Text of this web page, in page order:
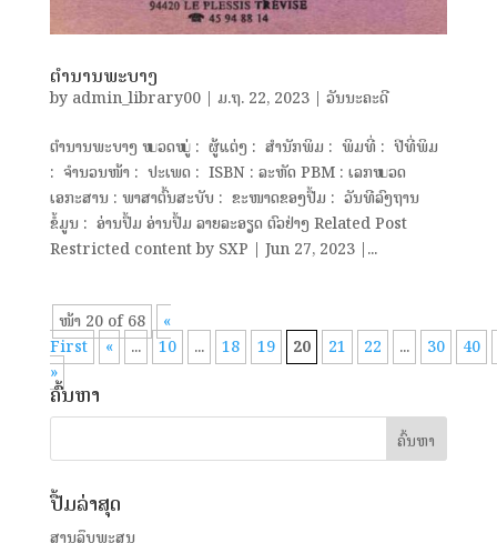
ຕຳນານພະບາງ
by admin_library00| ມ.ຖ. 22, 2023| ວັນນະຄະດີ
ຕຳນານພະບາງ ໝວດໝູ່ : ຜູ້ແຕ່ງ : ສຳນັກພິມ : ພິມທີ່ : ປີທີ່ພິມ
: ຈຳນວນໜ້າ : ປະເພດ : ISBN : ລະຫັດ PBM : ເລກໝວດ
ເອກະສານ : ພາສາຕົ້ນສະບັບ : ຂະໜາດຂອງປື້ມ : ວັນທີລົງຖານ
ຂໍ້ມູນ : ອ່ານປຶ້ມ ອ່ານປຶ້ມ ລາຍລະອຽດ ຕົວຢ່າງ Related Post
Restricted content by SXP | Jun 27, 2023 |...
ໜ້າ 20 of 68
«
First
« ... 10 ... 18 19 20 21 22 ... 30
40
»
ຄົ້ນຫາ
ປື້ມລ່າສຸດ